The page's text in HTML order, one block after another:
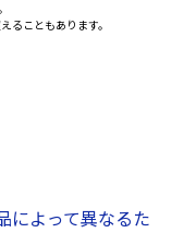
ることもあります。
によって異なるた